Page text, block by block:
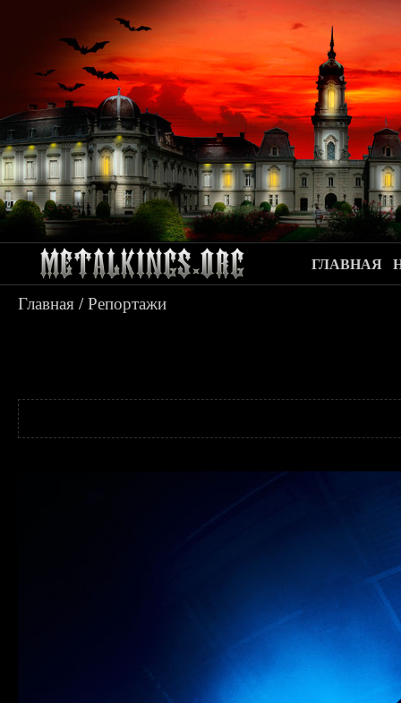
ГЛАВНАЯ
Главная /Репортажи